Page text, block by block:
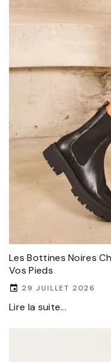
Les Bottines Noires
Vos Pieds
29 JUILLET 2026
Lire la suite...